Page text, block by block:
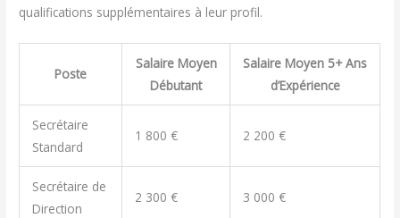
qualifications supplémentaires à leur profil.
Poste
Salaire Moyen
Débutant
Salaire Moyen 5+ Ans
d’Expérience
Secrétaire
Standard
1 800 € 2 200 €
Secrétaire de
Direction
2 300 € 3 000 €